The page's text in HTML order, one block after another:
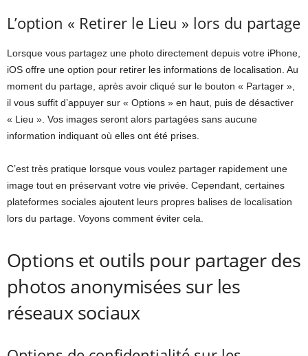
L’option « Retirer le Lieu » lors du partage
Lorsque vous partagez une photo directement depuis votre iPhone,
iOS offre une option pour retirer les informations de localisation. Au
moment du partage, après avoir cliqué sur le bouton « Partager »,
il vous suffit d’appuyer sur « Options » en haut, puis de désactiver
« Lieu ». Vos images seront alors partagées sans aucune
information indiquant où elles ont été prises.
C’est très pratique lorsque vous voulez partager rapidement une
image tout en préservant votre vie privée. Cependant, certaines
plateformes sociales ajoutent leurs propres balises de localisation
lors du partage. Voyons comment éviter cela.
Options et outils pour partager des
photos anonymisées sur les
réseaux sociaux